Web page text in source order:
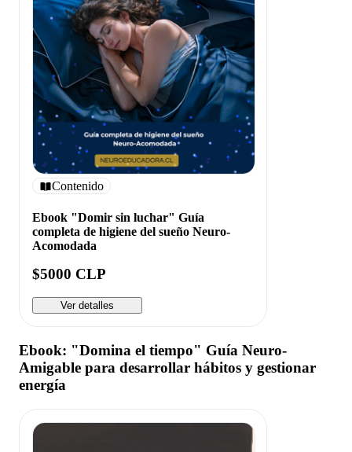
Contenido
Ebook "Domir sin luchar" Guía
completa de higiene del sueño Neuro-
Acomodada
$5000 CLP
Ver detalles
Ebook: "Domina el tiempo" Guía Neuro-
Amigable para desarrollar hábitos y gestionar
energía